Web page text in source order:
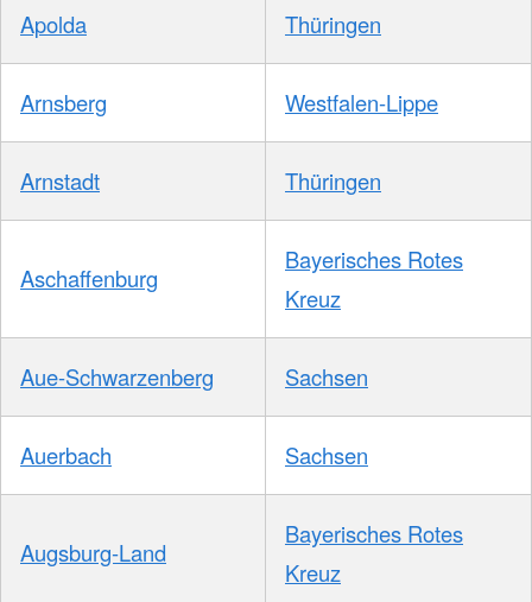
Apolda Thüringen
Arnsberg Westfalen-Lippe
Arnstadt Thüringen
Aschaffenburg
Bayerisches Rotes
Kreuz
Aue-Schwarzenberg Sachsen
Auerbach Sachsen
Augsburg-Land
Bayerisches Rotes
Kreuz